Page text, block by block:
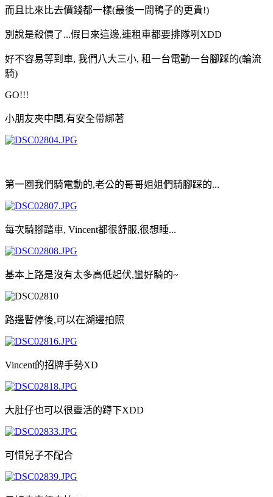
而且比來比去價錢都一樣(最後一間鴨子的更貴!)
別說是殺價了...假日來這邊,連租車都要排隊咧XDD
好不容易等到車, 我們八大三小, 租一台電動一台腳踩的(輪流
騎)
GO!!!
小朋友夾中間,有安全帶綁著
第一圈我們騎電動的,老公的哥哥姐姐們騎腳踩的...
每次騎腳踏車, Vincent都很舒服,很想睡...
基本上路是沒有太多高低起伏,蠻好騎的~
路邊暫停後,可以在湖邊拍照
Vincent的招牌手勢XD
大肚仔也可以很靈活的蹲下XDD
可惜兒子不配合